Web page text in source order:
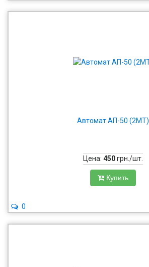
Автомат АП-50 (2МТ)
Цена: 450грн./шт.
Купить
0